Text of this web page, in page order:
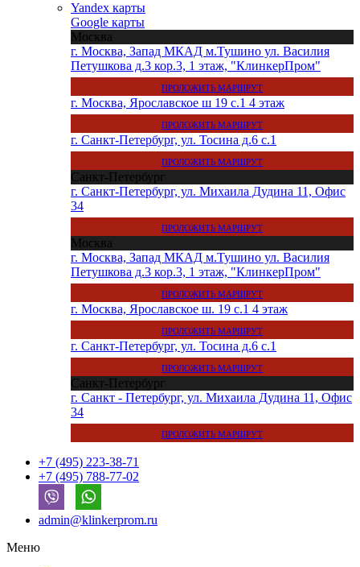
Yandex карты
Google карты
Москва
г. Москва, Запад МКАД м.Тушино ул. Василия
Петушкова д.3 кор.3, 1 этаж, "КлинкерПром"
ПРОЛОЖИТЬ МАРШРУТ
г. Москва, Ярославское ш 19 с.1 4 этаж
ПРОЛОЖИТЬ МАРШРУТ
г. Санкт-Петербург, ул. Тосина д.6 с.1
ПРОЛОЖИТЬ МАРШРУТ
Санкт-Петербург
г. Санкт-Петербург, ул. Михаила Дудина 11, Офис
34
ПРОЛОЖИТЬ МАРШРУТ
Москва
г. Москва, Запад МКАД м.Тушино ул. Василия
Петушкова д.3 кор.3, 1 этаж, "КлинкерПром"
ПРОЛОЖИТЬ МАРШРУТ
г. Москва, Ярославское ш. 19 с.1 4 этаж
ПРОЛОЖИТЬ МАРШРУТ
г. Санкт-Петербург, ул. Тосина д.6 с.1
ПРОЛОЖИТЬ МАРШРУТ
Санкт-Петербург
г. Санкт - Петербург, ул. Михаила Дудина 11, Офис
34
ПРОЛОЖИТЬ МАРШРУТ
+7 (495) 223-38-71
+7 (495) 788-77-02
admin@klinkerprom.ru
Меню